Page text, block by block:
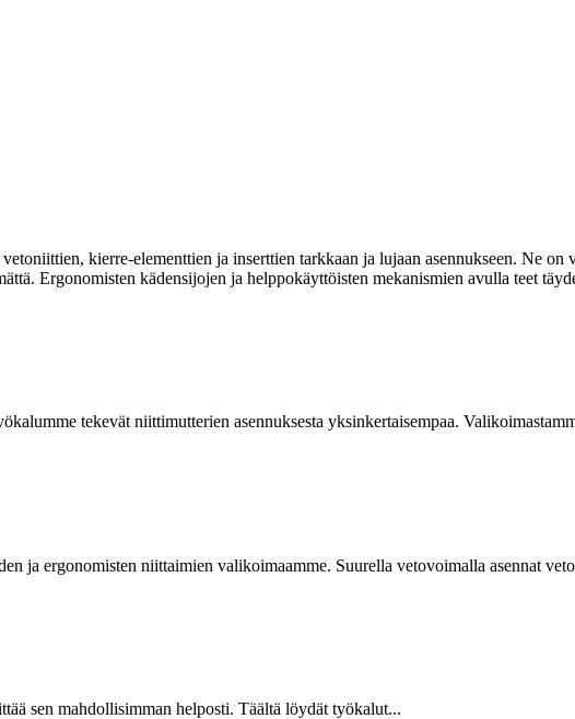
kierre-elementtien ja inserttien tarkkaan ja lujaan asennukseen. Ne on
Ergonomisten kädensijojen ja helppokäyttöisten mekanismien avulla teet
tekevät niittimutterien asennuksesta yksinkertaisempaa.
ja ergonomisten niittaimien valikoimaamme. Suurella vetovoimalla asennat
sen mahdollisimman helposti. Täältä löydät työkalut...